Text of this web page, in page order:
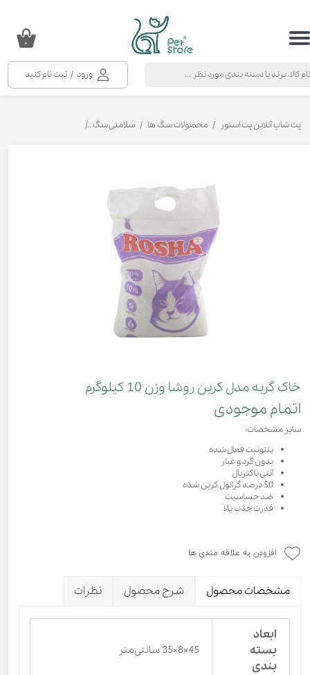
ورود / ثبت نام کنید
حساب کاربری من
خروج از حساب کاربری
۰
پت شاپ آنلاین پت استور محصولات سگ ها سلامتی سگ
خاک گربه مدل کربن روشا وزن 10 کیلوگرم
اتمام موجودی
سایر مشخصات:
بنتونیت فعال شده
بدون گرد و غبار
آنتی باکتریال
50 درصد گرانول کربن شده
ضد حساسیت
قدرت جذب بالا
افزودن به علاقه مندی ها
مشخصات محصول شرح محصول نظرات
ابعاد
بسته
بندی
45×8×35 سانتی‌متر